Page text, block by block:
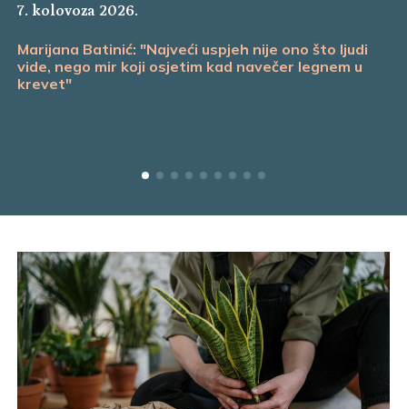
7. kolovoza 2026.
Marijana Batinić: "Najveći uspjeh nije ono što ljudi
vide, nego mir koji osjetim kad navečer legnem u
krevet"